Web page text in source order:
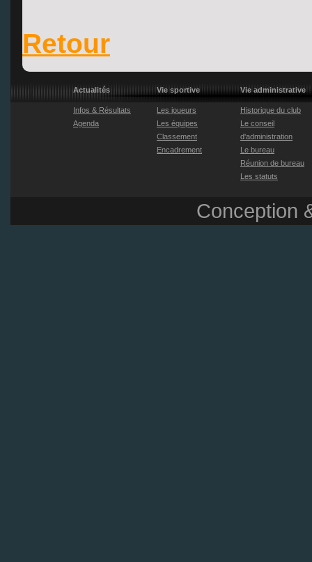
Retour
Actualités
Infos & Résultats
Agenda
Vie sportive
Les joueurs
Les équipes
Classement
Encadrement
Vie administrative
Historique du club
Le conseil
d'administration
Le bureau
Réunion de bureau
Les statuts
Conception